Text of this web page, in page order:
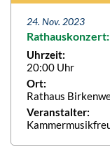
24. Nov. 2023
Uhrzeit:
20:00 Uhr
Ort:
Rathaus
Veranstalter: